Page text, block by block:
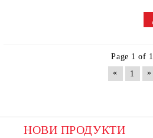
Page 1 of 1
«
1 »
НОВИ ПРОДУКТИ